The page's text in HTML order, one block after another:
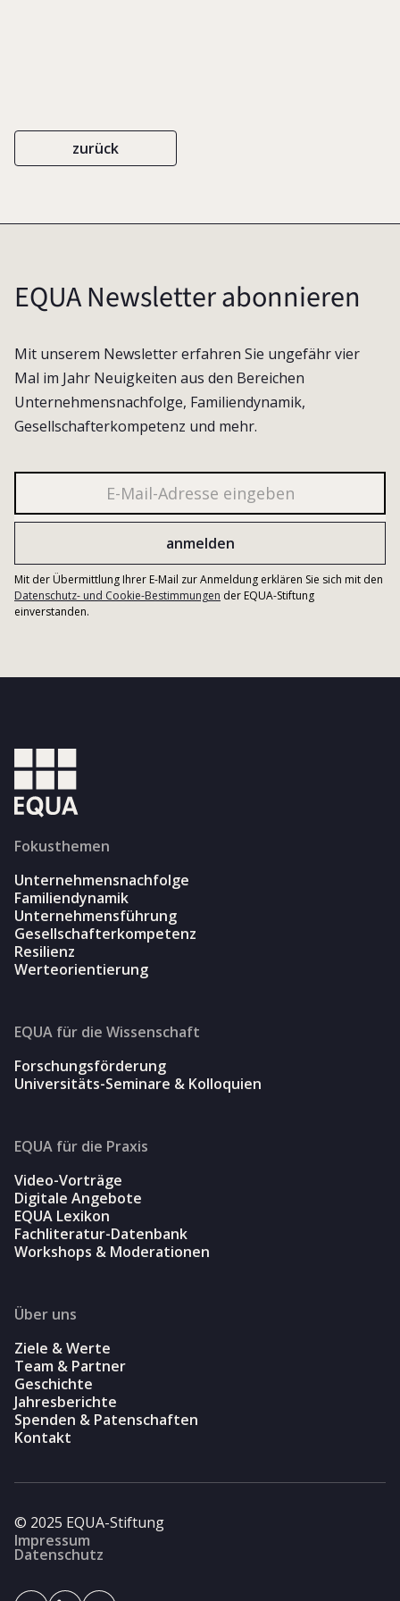
zurück
EQUA Newsletter abonnieren
Mit unserem Newsletter erfahren Sie ungefähr vier
Mal im Jahr Neuigkeiten aus den Bereichen
Unternehmensnachfolge, Familiendynamik,
Gesellschafterkompetenz und mehr.
Mit der Übermittlung Ihrer E-Mail zur Anmeldung erklären Sie sich mit den
Datenschutz- und Cookie-Bestimmungen der EQUA-Stiftung
einverstanden.
Fokusthemen
Unternehmensnachfolge
Familiendynamik
Unternehmensführung
Gesellschafterkompetenz
Resilienz
Werteorientierung
EQUA für die Wissenschaft
Forschungsförderung
Universitäts-Seminare & Kolloquien
EQUA für die Praxis
Video-Vorträge
Digitale Angebote
EQUA Lexikon
Fachliteratur-Datenbank
Workshops & Moderationen
Über uns
Ziele & Werte
Team & Partner
Geschichte
Jahresberichte
Spenden & Patenschaften
Kontakt
© 2025 EQUA-Stiftung
Impressum
Datenschutz